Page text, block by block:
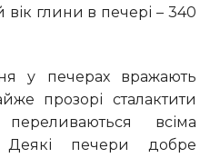
глини в печері – 340
прозорі сталактити
всіма
Деякі печери добре